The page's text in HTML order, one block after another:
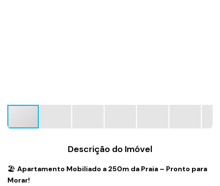
Descrição do Imóvel
🏖️ Apartamento Mobiliado a 250m da Praia – Pronto para
Morar!